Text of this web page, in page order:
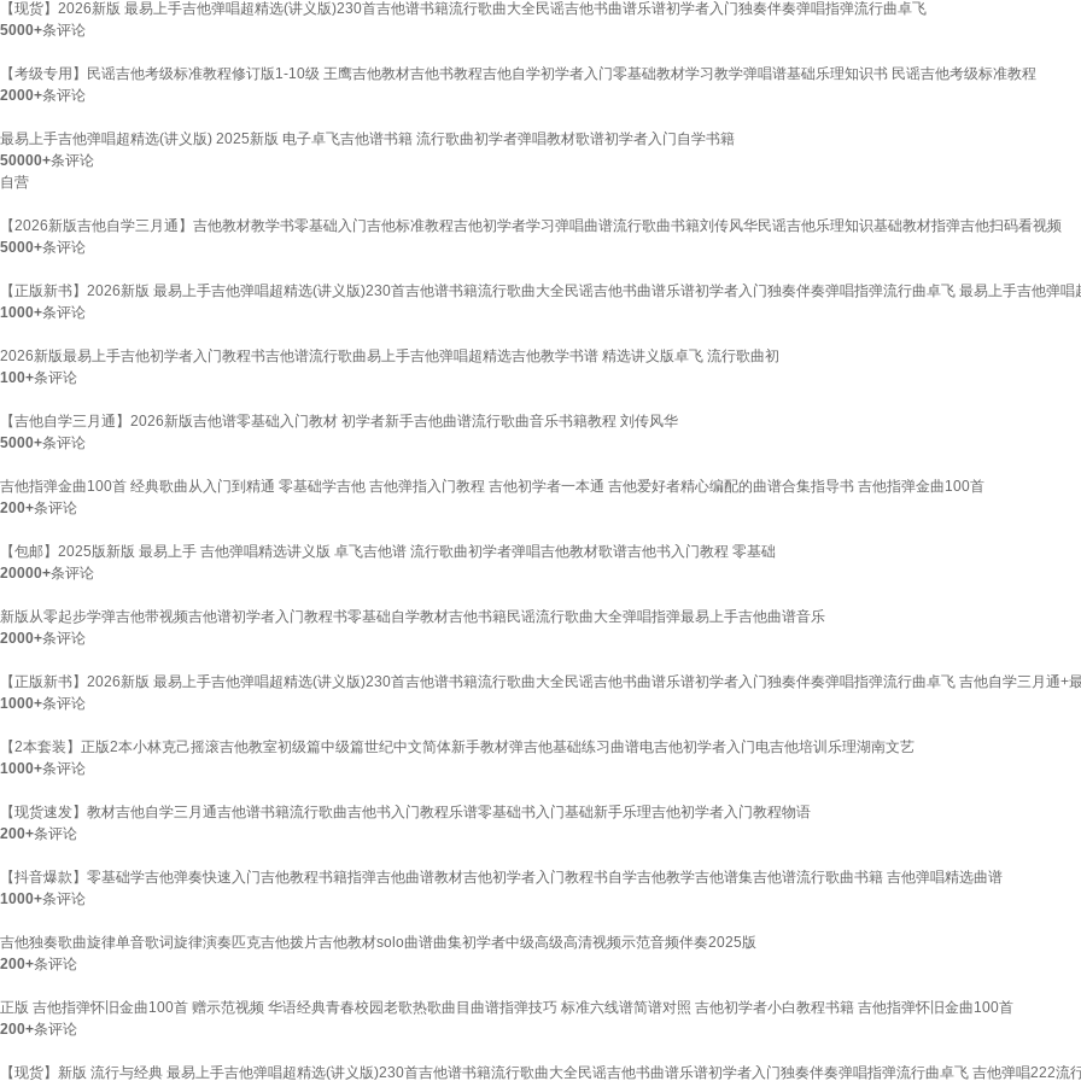
【现货】2026新版 最易上手吉他弹唱超精选(讲义版)230首吉他谱书籍流行歌曲大全民谣吉他书曲谱乐谱初学者入门独奏伴奏弹唱指弹流行曲卓飞
5000+条评论
【考级专用】民谣吉他考级标准教程修订版1-10级 王鹰吉他教材吉他书教程吉他自学初学者入门零基础教材学习教学弹唱谱基础乐理知识书 民谣吉他考级标准教程
2000+条评论
最易上手吉他弹唱超精选(讲义版) 2025新版 电子卓飞吉他谱书籍 流行歌曲初学者弹唱教材歌谱初学者入门自学书籍
50000+条评论
自营
【2026新版吉他自学三月通】吉他教材教学书零基础入门吉他标准教程吉他初学者学习弹唱曲谱流行歌曲书籍刘传风华民谣吉他乐理知识基础教材指弹吉他扫码看视频
5000+条评论
【正版新书】2026新版 最易上手吉他弹唱超精选(讲义版)230首吉他谱书籍流行歌曲大全民谣吉他书曲谱乐谱初学者入门独奏伴奏弹唱指弹流行曲卓飞 最易上手吉他弹唱
1000+条评论
2026新版最易上手吉他初学者入门教程书吉他谱流行歌曲易上手吉他弹唱超精选吉他教学书谱 精选讲义版卓飞 流行歌曲初
100+条评论
【吉他自学三月通】2026新版吉他谱零基础入门教材 初学者新手吉他曲谱流行歌曲音乐书籍教程 刘传风华
5000+条评论
吉他指弹金曲100首 经典歌曲从入门到精通 零基础学吉他 吉他弹指入门教程 吉他初学者一本通 吉他爱好者精心编配的曲谱合集指导书 吉他指弹金曲100首
200+条评论
【包邮】2025版新版 最易上手 吉他弹唱精选讲义版 卓飞吉他谱 流行歌曲初学者弹唱吉他教材歌谱吉他书入门教程 零基础
20000+条评论
新版从零起步学弹吉他带视频吉他谱初学者入门教程书零基础自学教材吉他书籍民谣流行歌曲大全弹唱指弹最易上手吉他曲谱音乐
2000+条评论
【正版新书】2026新版 最易上手吉他弹唱超精选(讲义版)230首吉他谱书籍流行歌曲大全民谣吉他书曲谱乐谱初学者入门独奏伴奏弹唱指弹流行曲卓飞 吉他自学三月通+
1000+条评论
【2本套装】正版2本小林克己摇滚吉他教室初级篇中级篇世纪中文简体新手教材弹吉他基础练习曲谱电吉他初学者入门电吉他培训乐理湖南文艺
1000+条评论
【现货速发】教材吉他自学三月通吉他谱书籍流行歌曲吉他书入门教程乐谱零基础书入门基础新手乐理吉他初学者入门教程物语
200+条评论
【抖音爆款】零基础学吉他弹奏快速入门吉他教程书籍指弹吉他曲谱教材吉他初学者入门教程书自学吉他教学吉他谱集吉他谱流行歌曲书籍 吉他弹唱精选曲谱
1000+条评论
吉他独奏歌曲旋律单音歌词旋律演奏匹克吉他拨片吉他教材solo曲谱曲集初学者中级高级高清视频示范音频伴奏2025版
200+条评论
正版 吉他指弹怀旧金曲100首 赠示范视频 华语经典青春校园老歌热歌曲目曲谱指弹技巧 标准六线谱简谱对照 吉他初学者小白教程书籍 吉他指弹怀旧金曲100首
200+条评论
【现货】新版 流行与经典 最易上手吉他弹唱超精选(讲义版)230首吉他谱书籍流行歌曲大全民谣吉他书曲谱乐谱初学者入门独奏伴奏弹唱指弹流行曲卓飞 吉他弹唱222流